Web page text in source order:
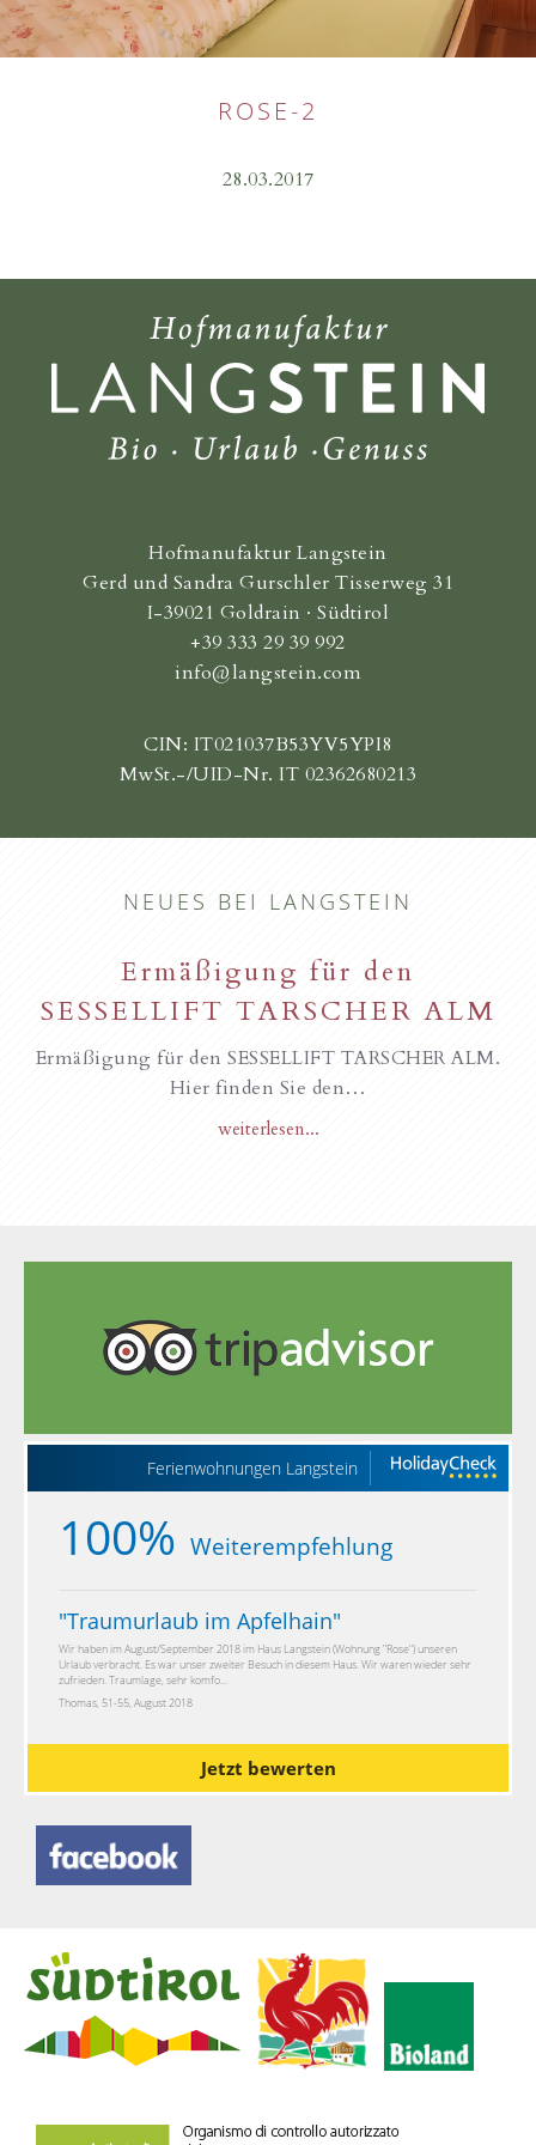
ROSE-2
28.03.2017
Hofmanufaktur Langstein
Gerd und Sandra Gurschler Tisserweg 31
I-39021 Goldrain · Südtirol
+39 333 29 39 992
info@langstein.com
CIN: IT021037B53YV5YPI8
MwSt.-/UID-Nr. IT 02362680213
NEUES BEI LANGSTEIN
Ermäßigung für den
SESSELLIFT TARSCHER ALM
Ermäßigung für den SESSELLIFT TARSCHER ALM.
Hier finden Sie den…
weiterlesen...
Ferienwohnungen Langstein
100% Weiterempfehlung
"Traumurlaub im Apfelhain"
Wir haben im August/September 2018 im Haus Langstein (Wohnung "Rose") unseren
Urlaub verbracht. Es war unser zweiter Besuch in diesem Haus. Wir waren wieder sehr
zufrieden. Traumlage, sehr komfo...
Thomas, 51-55, August 2018
Jetzt bewerten